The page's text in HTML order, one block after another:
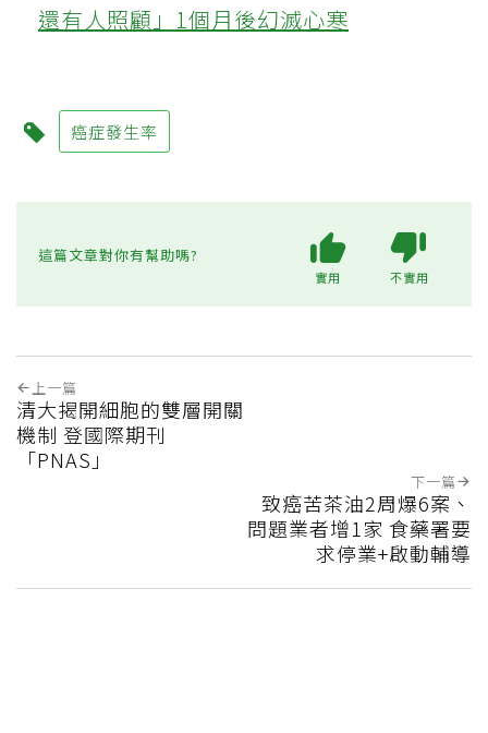
還有人照顧」1個月後幻滅心寒
癌症發生率
這篇文章對你有幫助嗎?
實用 不實用
上一篇
清大揭開細胞的雙層開關
機制 登國際期刊
「PNAS」
下一篇
致癌苦茶油2周爆6案、
問題業者增1家 食藥署要
求停業+啟動輔導